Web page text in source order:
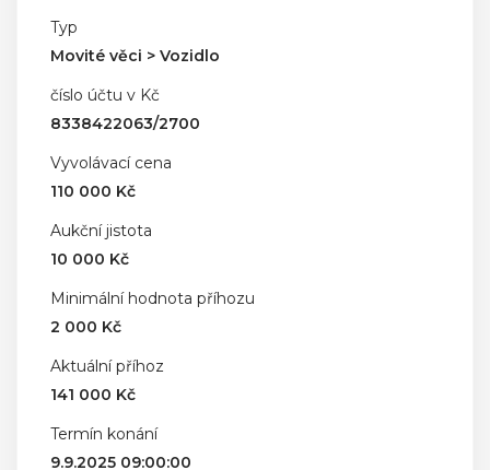
Typ
Movité věci > Vozidlo
číslo účtu v Kč
8338422063/2700
Vyvolávací cena
110 000 Kč
Aukční jistota
10 000 Kč
Minimální hodnota příhozu
2 000 Kč
Aktuální příhoz
141 000 Kč
Termín konání
9.9.2025 09:00:00